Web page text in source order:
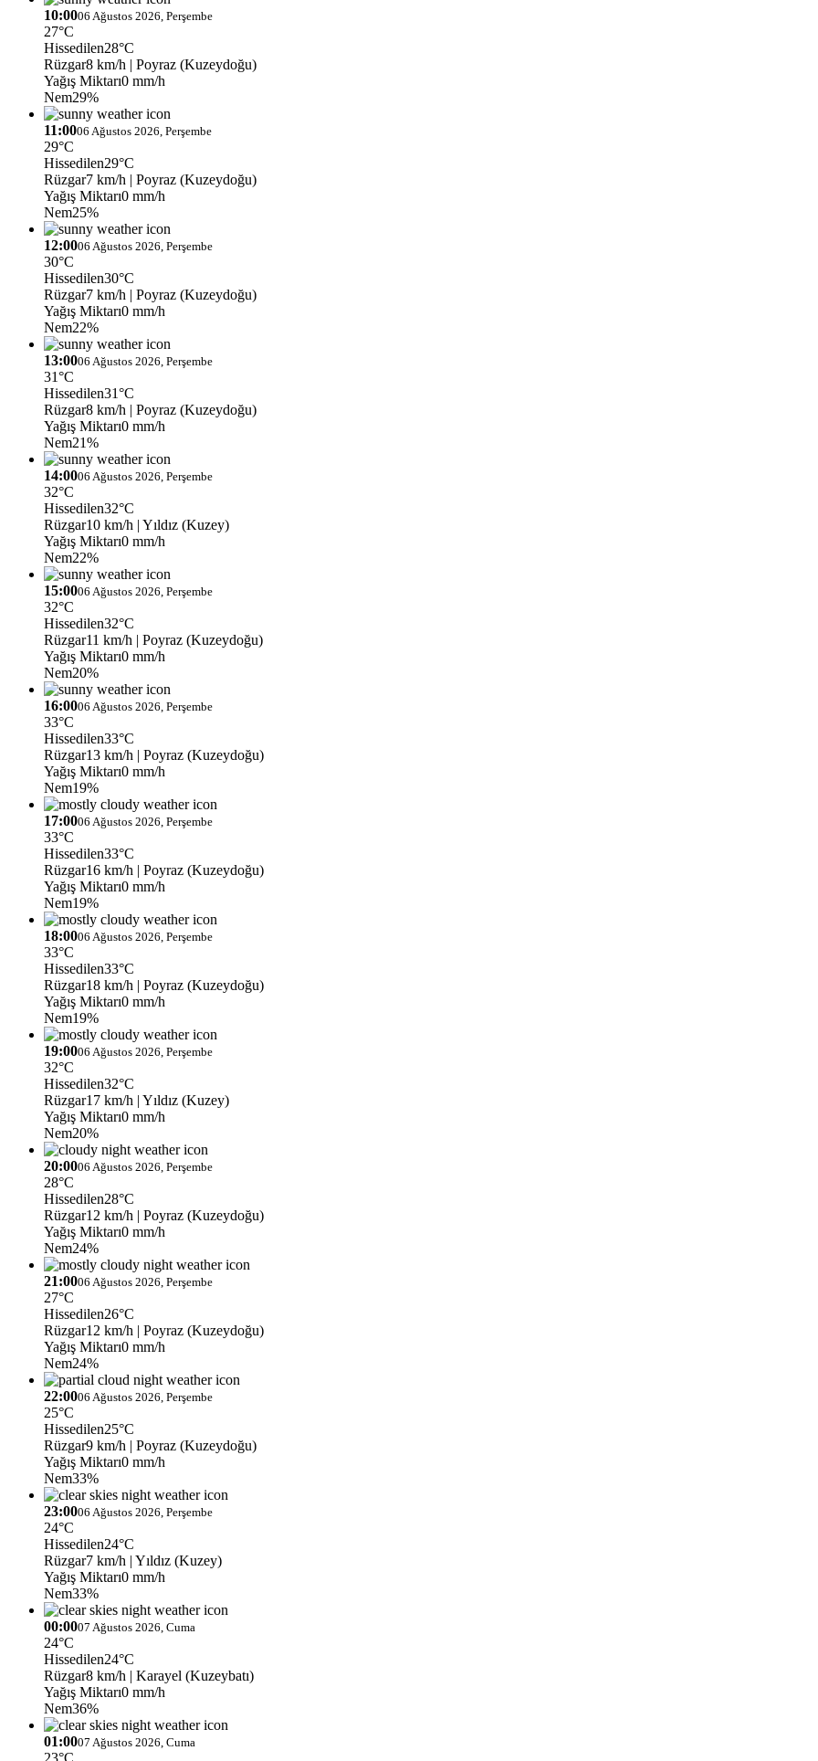
10:0006 Ağustos 2026, Perşembe
27°C
Hissedilen28°C
Rüzgar8 km/h | Poyraz (Kuzeydoğu)
Yağış Miktarı0 mm/h
Nem29%
11:0006 Ağustos 2026, Perşembe
29°C
Hissedilen29°C
Rüzgar7 km/h | Poyraz (Kuzeydoğu)
Yağış Miktarı0 mm/h
Nem25%
12:0006 Ağustos 2026, Perşembe
30°C
Hissedilen30°C
Rüzgar7 km/h | Poyraz (Kuzeydoğu)
Yağış Miktarı0 mm/h
Nem22%
13:0006 Ağustos 2026, Perşembe
31°C
Hissedilen31°C
Rüzgar8 km/h | Poyraz (Kuzeydoğu)
Yağış Miktarı0 mm/h
Nem21%
14:0006 Ağustos 2026, Perşembe
32°C
Hissedilen32°C
Rüzgar10 km/h | Yıldız (Kuzey)
Yağış Miktarı0 mm/h
Nem22%
15:0006 Ağustos 2026, Perşembe
32°C
Hissedilen32°C
Rüzgar11 km/h | Poyraz (Kuzeydoğu)
Yağış Miktarı0 mm/h
Nem20%
16:0006 Ağustos 2026, Perşembe
33°C
Hissedilen33°C
Rüzgar13 km/h | Poyraz (Kuzeydoğu)
Yağış Miktarı0 mm/h
Nem19%
17:0006 Ağustos 2026, Perşembe
33°C
Hissedilen33°C
Rüzgar16 km/h | Poyraz (Kuzeydoğu)
Yağış Miktarı0 mm/h
Nem19%
18:0006 Ağustos 2026, Perşembe
33°C
Hissedilen33°C
Rüzgar18 km/h | Poyraz (Kuzeydoğu)
Yağış Miktarı0 mm/h
Nem19%
19:0006 Ağustos 2026, Perşembe
32°C
Hissedilen32°C
Rüzgar17 km/h | Yıldız (Kuzey)
Yağış Miktarı0 mm/h
Nem20%
20:0006 Ağustos 2026, Perşembe
28°C
Hissedilen28°C
Rüzgar12 km/h | Poyraz (Kuzeydoğu)
Yağış Miktarı0 mm/h
Nem24%
21:0006 Ağustos 2026, Perşembe
27°C
Hissedilen26°C
Rüzgar12 km/h | Poyraz (Kuzeydoğu)
Yağış Miktarı0 mm/h
Nem24%
22:0006 Ağustos 2026, Perşembe
25°C
Hissedilen25°C
Rüzgar9 km/h | Poyraz (Kuzeydoğu)
Yağış Miktarı0 mm/h
Nem33%
23:0006 Ağustos 2026, Perşembe
24°C
Hissedilen24°C
Rüzgar7 km/h | Yıldız (Kuzey)
Yağış Miktarı0 mm/h
Nem33%
00:0007 Ağustos 2026, Cuma
24°C
Hissedilen24°C
Rüzgar8 km/h | Karayel (Kuzeybatı)
Yağış Miktarı0 mm/h
Nem36%
01:0007 Ağustos 2026, Cuma
23°C